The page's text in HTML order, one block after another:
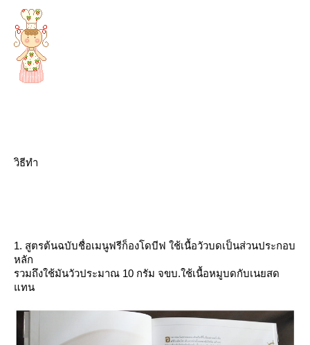
วิธีทำ
1. สูตรต้นฉบับชื่อเมนูฟรีก็องโดบีฟ ใช้เนื้อวัวบดเป็นส่วนประกอบ
หลัก
รวมถึงใช้มันวัวประมาณ 10 กรัม จขบ.ใช้เนื้อหมูบดกับเนยสด
ทน